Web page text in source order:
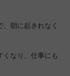
朝に起きれなく
くなり、仕事にも